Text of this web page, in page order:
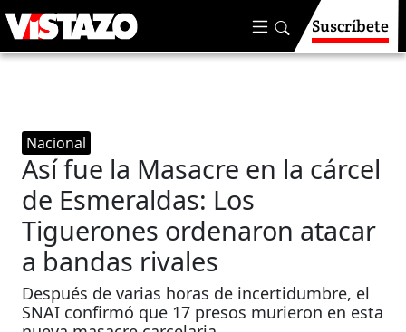
Suscríbete
Nacional
Así fue la Masacre en la cárcel
de Esmeraldas: Los
Tiguerones ordenaron atacar
a bandas rivales
Después de varias horas de incertidumbre, el
SNAI confirmó que 17 presos murieron en esta